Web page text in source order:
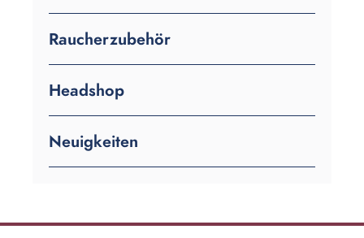
Raucherzubehör
Headshop
Neuigkeiten